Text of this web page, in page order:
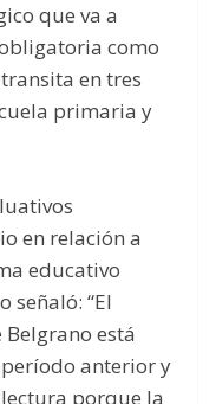
que va a
como
en tres
primaria y
en relación a
educativo
señaló: “El
está
anterior y
porque la